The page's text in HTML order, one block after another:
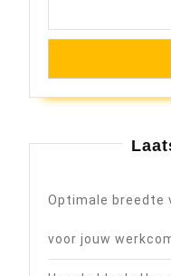
Optimale breedte
voor jouw